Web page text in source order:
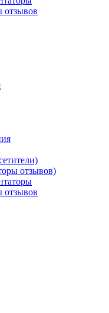
отзывов
отзывов)
отзывов